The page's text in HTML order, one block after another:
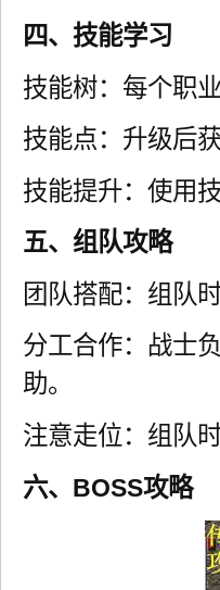
四、技能学习
技能树：每个职
技能点：升级后
技能提升：使用
五、组队攻略
团队搭配：组队
分工合作：战士
助。
注意走位：组队
六、BOSS攻略